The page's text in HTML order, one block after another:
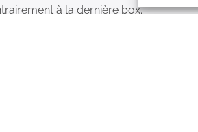
à la dernière box.